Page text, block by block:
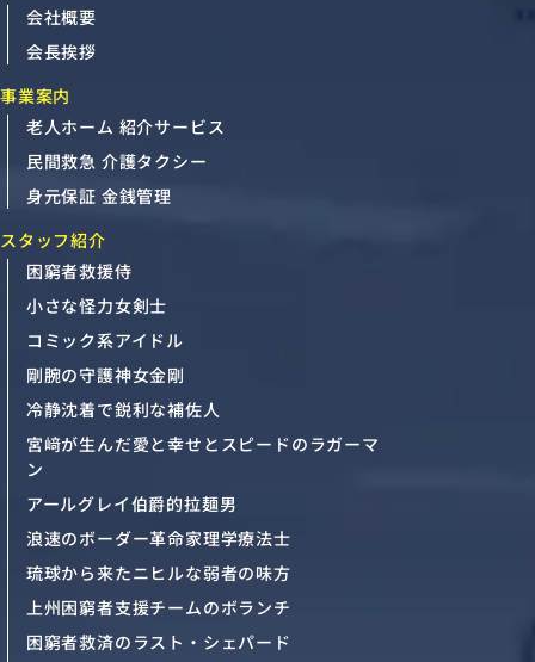
会社概要
会長挨拶
事業案内
老人ホーム 紹介サービス
民間救急 介護タクシー
身元保証 金銭管理
スタッフ紹介
困窮者救援侍
小さな怪力女剣士
コミック系アイドル
剛腕の守護神女金剛
冷静沈着で鋭利な補佐人
宮﨑が生んだ愛と幸せとスピードのラガーマ
ン
アールグレイ伯爵的拉麺男
浪速のボーダー革命家理学療法士
琉球から来たニヒルな弱者の味方
上州困窮者支援チームのボランチ
困窮者救済のラスト・シェパード